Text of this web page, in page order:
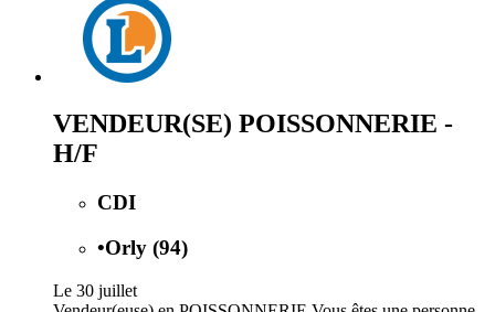
VENDEUR(SE) POISSONNERIE -
H/F
CDI
•Orly (94)
Le 30 juillet